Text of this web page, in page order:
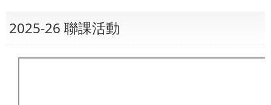
2025-26 聯課活動